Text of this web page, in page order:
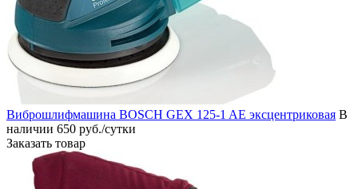
Виброшлифмашина BOSCH GEX 125-1 AE эксцентриковая В
наличии 650 руб./сутки
Заказать товар